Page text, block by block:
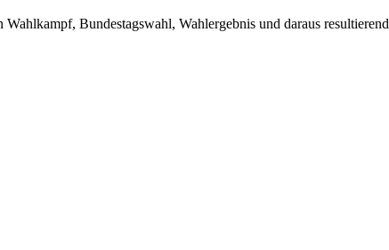
Bundestagswahl, Wahlergebnis und daraus